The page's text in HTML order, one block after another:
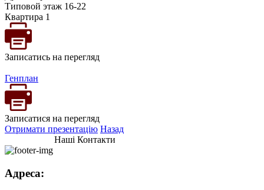
Типовой этаж 16-22
Квартира 1
Записатись на перегляд
Генплан
Записатися на перегляд
Отримати презентацію Назад
Наші Контакти
Адреса: